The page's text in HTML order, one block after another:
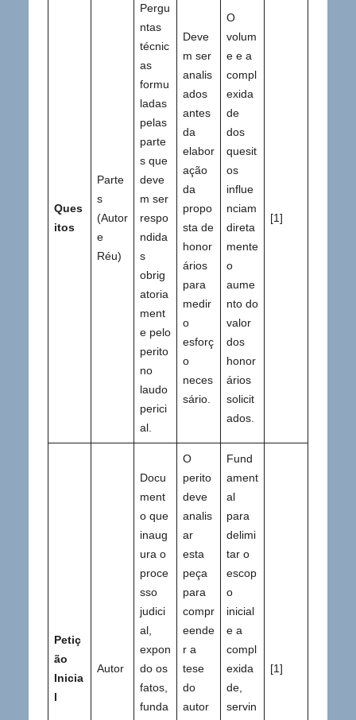
Ques
itos
Parte
s
(Autor
e
Réu)
Pergu
ntas
técnic
as
formu
ladas
pelas
parte
s que
deve
m ser
respo
ndida
s
obrig
atoria
ment
e pelo
perito
no
laudo
perici
al.
Deve
m ser
analis
ados
antes
da
elabor
ação
da
propo
sta de
honor
ários
para
medir
o
esforç
o
neces
sário.
O
volum
e e a
compl
exida
de
dos
quesit
os
influe
nciam
direta
mente
o
aume
nto do
valor
dos
honor
ários
solicit
ados.
[1]
Petiç
ão
Inicia
l
Autor
Docu
ment
o que
inaug
ura o
proce
sso
judici
al,
expon
do os
fatos,
funda
O
perito
deve
analis
ar
esta
peça
para
compr
eende
r a
tese
do
autor
Fund
ament
al
para
delimi
tar o
escop
o
inicial
e a
compl
exida
de,
servin
[1]